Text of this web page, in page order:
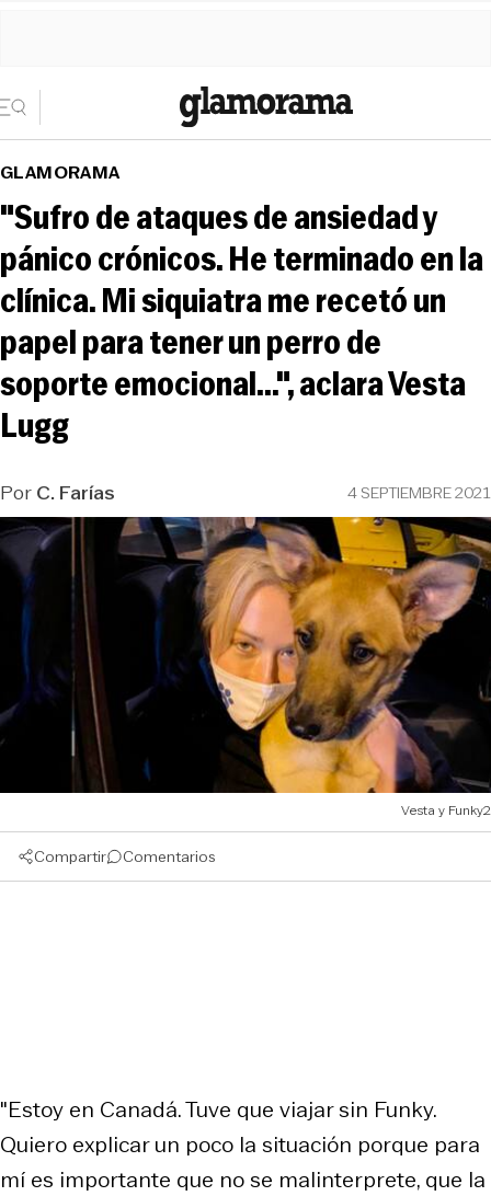
GLAMORAMA
"Sufro de ataques de ansiedad y
pánico crónicos. He terminado en la
clínica. Mi siquiatra me recetó un
papel para tener un perro de
soporte emocional...", aclara Vesta
Lugg
PorC. Farías 4 SEPTIEMBRE 2021
Vesta y Funky2
Compartir Comentarios
"Estoy en Canadá. Tuve que viajar sin Funky.
Quiero explicar un poco la situación porque para
mí es importante que no se malinterprete, que la